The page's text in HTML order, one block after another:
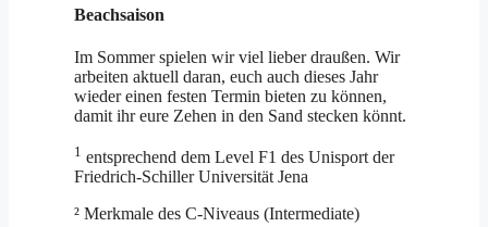
Beachsaison
Im Sommer spielen wir viel lieber draußen. Wir
arbeiten aktuell daran, euch auch dieses Jahr
wieder einen festen Termin bieten zu können,
damit ihr eure Zehen in den Sand stecken könnt.
1 entsprechend dem Level F1 des Unisport der
Friedrich-Schiller Universität Jena
² Merkmale des C-Niveaus (Intermediate)